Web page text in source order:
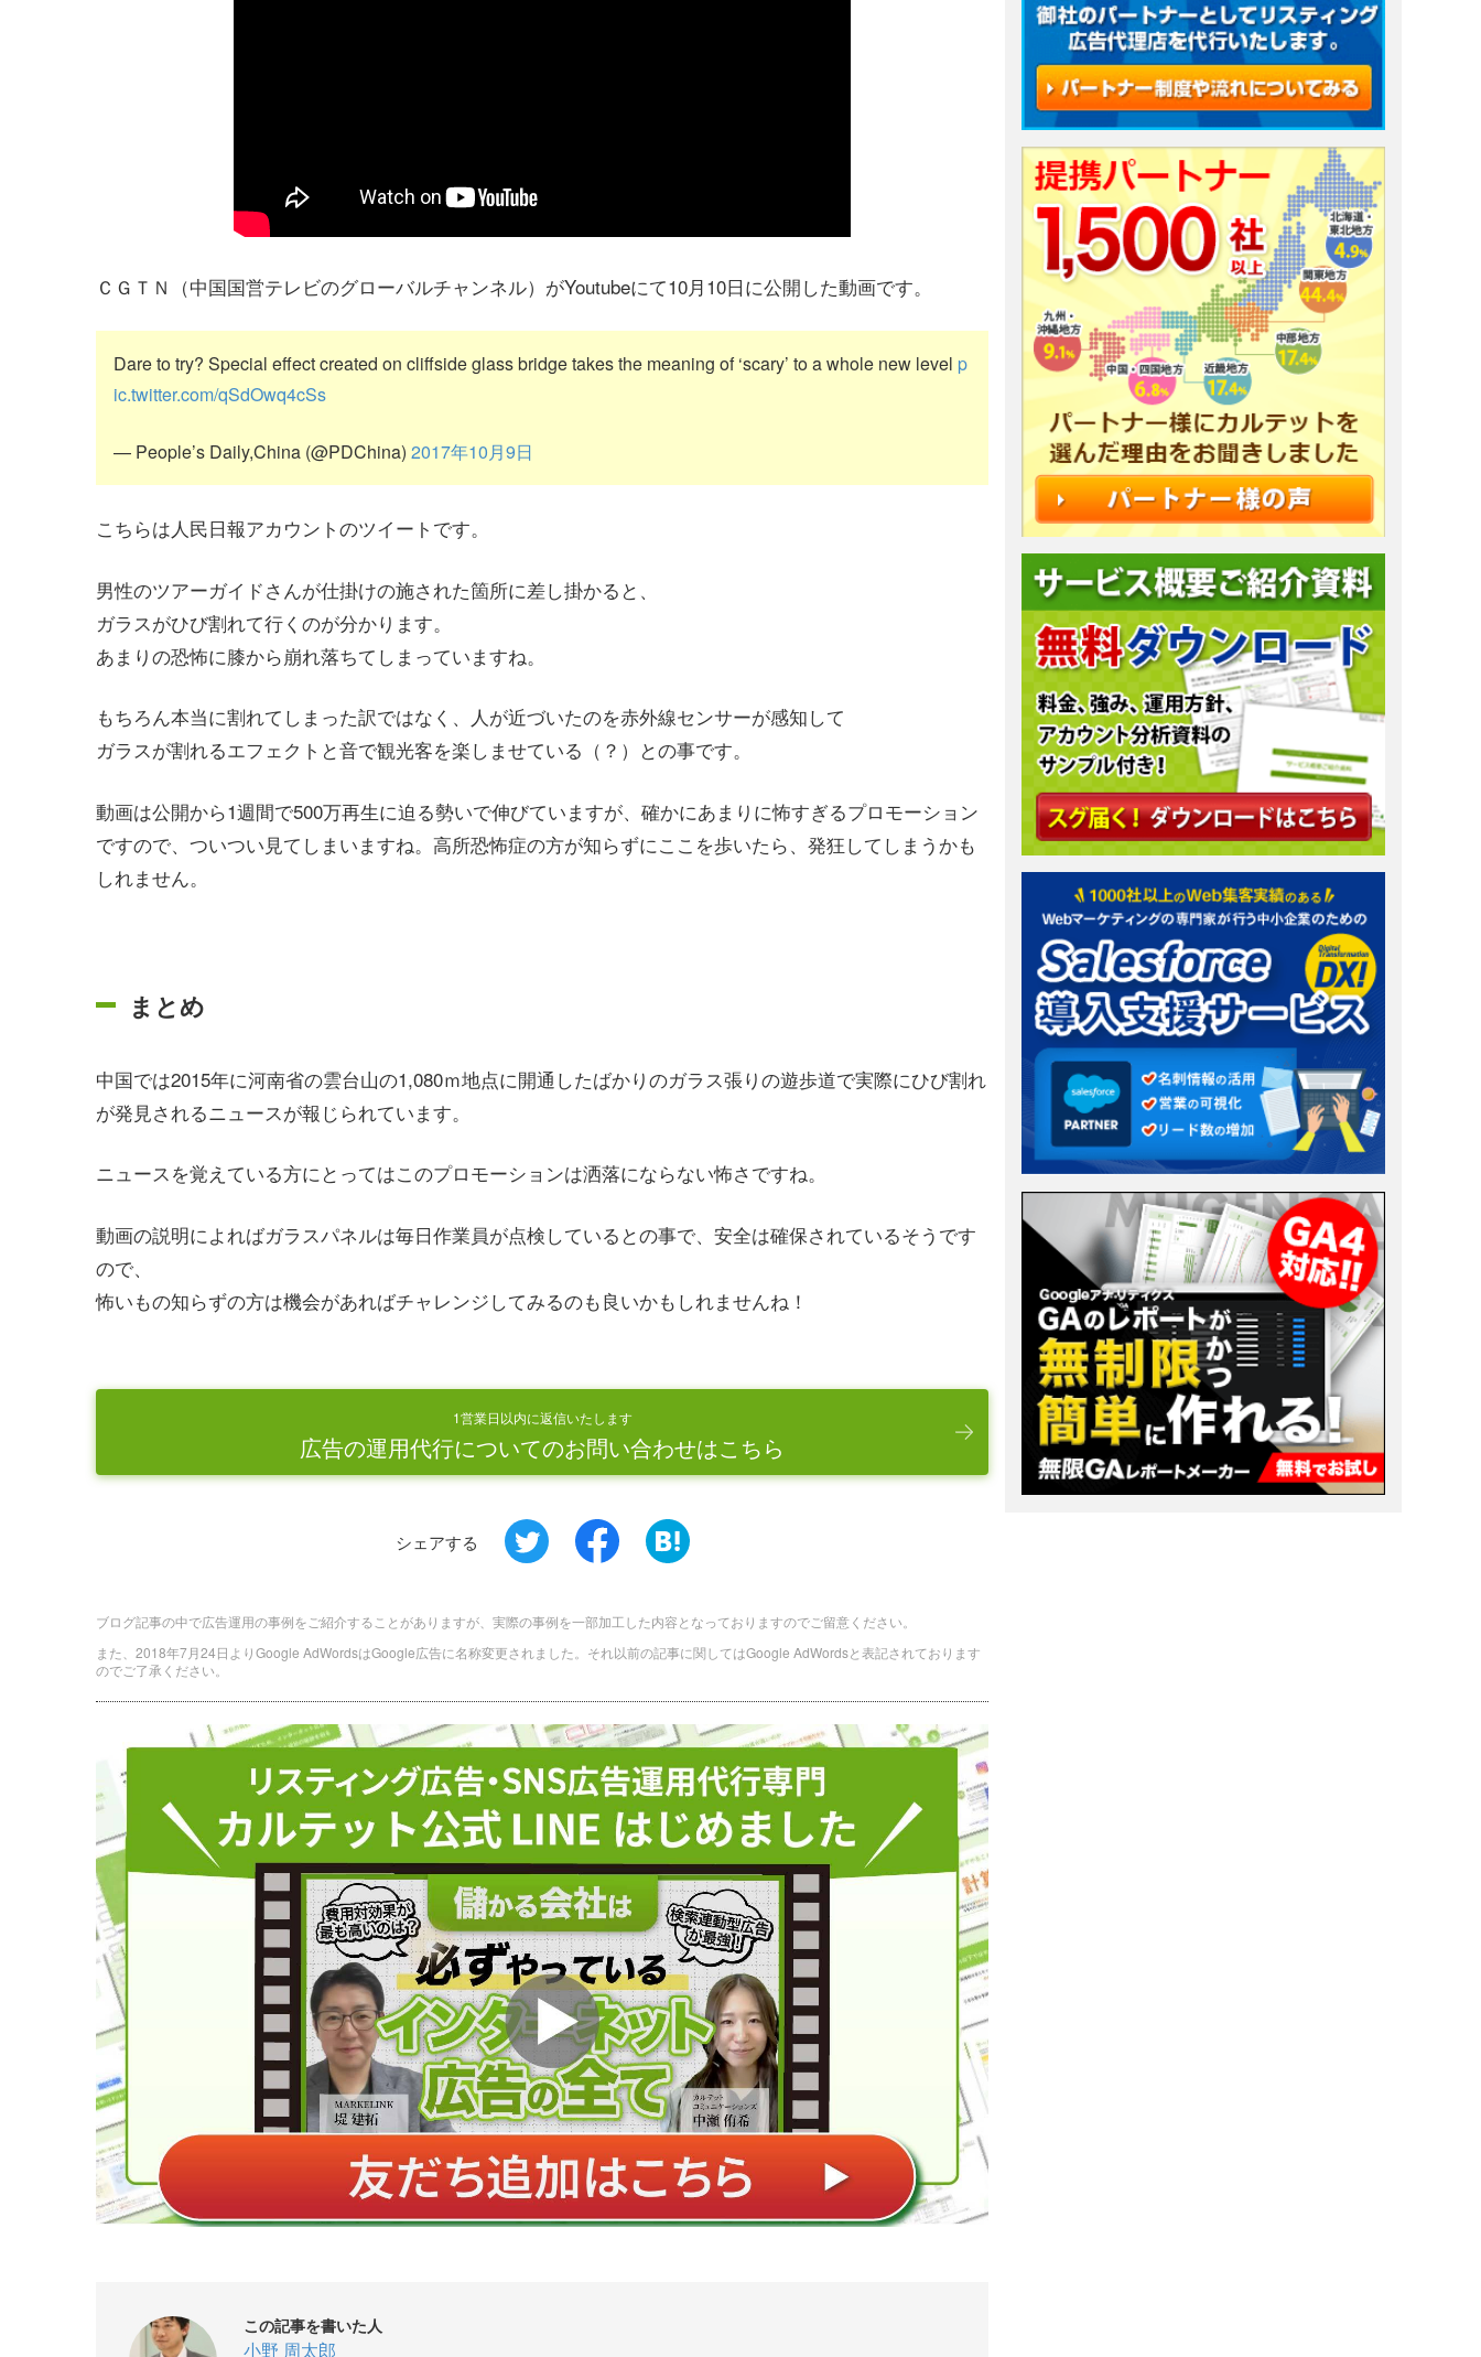
ＣＧＴＮ（中国国営テレビのグローバルチャンネル）がYoutubeにて10月10日に公開した動画です。
Dare to try? Special effect created on cliffside glass bridge takes the meaning of ‘scary’ to a whole new level p
ic.twitter.com/qSdOwq4cSs
— People’s Daily,China (@PDChina) 2017年10月9日
こちらは人民日報アカウントのツイートです。
男性のツアーガイドさんが仕掛けの施された箇所に差し掛かると、
ガラスがひび割れて行くのが分かります。
あまりの恐怖に膝から崩れ落ちてしまっていますね。
もちろん本当に割れてしまった訳ではなく、人が近づいたのを赤外線センサーが感知して
ガラスが割れるエフェクトと音で観光客を楽しませている（？）との事です。
動画は公開から1週間で500万再生に迫る勢いで伸びていますが、確かにあまりに怖すぎるプロモーション
ですので、ついつい見てしまいますね。高所恐怖症の方が知らずにここを歩いたら、発狂してしまうかも
しれません。
まとめ
中国では2015年に河南省の雲台山の1,080ｍ地点に開通したばかりのガラス張りの遊歩道で実際にひび割れ
が発見されるニュースが報じられています。
ニュースを覚えている方にとってはこのプロモーションは洒落にならない怖さですね。
動画の説明によればガラスパネルは毎日作業員が点検しているとの事で、安全は確保されているそうです
ので、
怖いもの知らずの方は機会があればチャレンジしてみるのも良いかもしれませんね！
1営業日以内に返信いたします
広告の運用代行についてのお問い合わせはこちら
シェアする
ブログ記事の中で広告運用の事例をご紹介することがありますが、実際の事例を一部加工した内容となっておりますのでご留意ください。
また、2018年7月24日よりGoogle AdWordsはGoogle広告に名称変更されました。それ以前の記事に関してはGoogle AdWordsと表記されております
のでご了承ください。
この記事を書いた人
小野 周太郎